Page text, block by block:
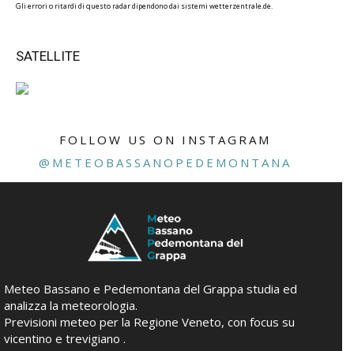
Gli errori o ritardi di questo radar dipendono dai sistemi wetterzentrale.de.
SATELLITE
FOLLOW US ON INSTAGRAM
@METEOBASSANOPEDEMONTANA
Meteo Bassano e Pedemontana del Grappa studia ed
analizza la meteorologia.
Previsioni meteo per la Regione Veneto, con focus su
vicentino e trevigiano .